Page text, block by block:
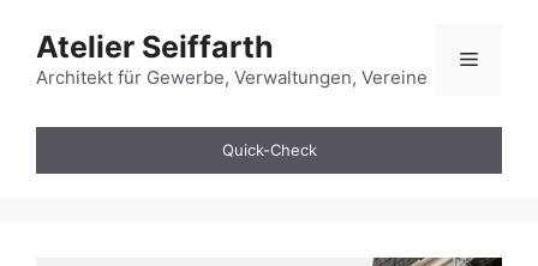
Inhalt
springen
Atelier Seiffarth
Architekt für Gewerbe, Verwaltungen, Vereine
Menü
Quick-Check